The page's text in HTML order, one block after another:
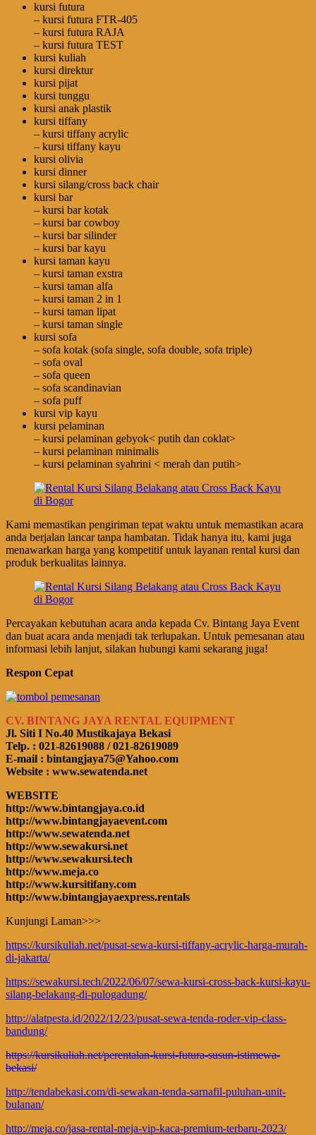
kursi futura
– kursi futura FTR-405
– kursi futura RAJA
– kursi futura TEST
kursi kuliah
kursi direktur
kursi pijat
kursi tunggu
kursi anak plastik
kursi tiffany
– kursi tiffany acrylic
– kursi tiffany kayu
kursi olivia
kursi dinner
kursi silang/cross back chair
kursi bar
– kursi bar kotak
– kursi bar cowboy
– kursi bar silinder
– kursi bar kayu
kursi taman kayu
– kursi taman exstra
– kursi taman alfa
– kursi taman 2 in 1
– kursi taman lipat
– kursi taman single
kursi sofa
– sofa kotak (sofa single, sofa double, sofa triple)
– sofa oval
– sofa queen
– sofa scandinavian
– sofa puff
kursi vip kayu
kursi pelaminan
– kursi pelaminan gebyok< putih dan coklat>
– kursi pelaminan minimalis
– kursi pelaminan syahrini < merah dan putih>
Kami memastikan pengiriman tepat waktu untuk memastikan acara
anda berjalan lancar tanpa hambatan. Tidak hanya itu, kami juga
menawarkan harga yang kompetitif untuk layanan rental kursi dan
produk berkualitas lainnya.
Percayakan kebutuhan acara anda kepada Cv. Bintang Jaya Event
dan buat acara anda menjadi tak terlupakan. Untuk pemesanan atau
informasi lebih lanjut, silakan hubungi kami sekarang juga!
Respon Cepat
CV. BINTANG JAYA RENTAL EQUIPMENT
Jl. Siti I No.40 Mustikajaya Bekasi
Telp. : 021-82619088 / 021-82619089
E-mail : bintangjaya75@Yahoo.com
Website : www.sewatenda.net
WEBSITE
http://www.bintangjaya.co.id
http://www.bintangjayaevent.com
http://www.sewatenda.net
http://www.sewakursi.net
http://www.sewakursi.tech
http://www.meja.co
http://www.kursitifany.com
http://www.bintangjayaexpress.rentals
Kunjungi Laman>>>
https://kursikuliah.net/pusat-sewa-kursi-tiffany-acrylic-harga-murah-
di-jakarta/
https://sewakursi.tech/2022/06/07/sewa-kursi-cross-back-kursi-kayu-
silang-belakang-di-pulogadung/
http://alatpesta.id/2022/12/23/pusat-sewa-tenda-roder-vip-class-
bandung/
https://kursikuliah.net/perentalan-kursi-futura-susun-istimewa-
bekasi/
http://tendabekasi.com/di-sewakan-tenda-sarnafil-puluhan-unit-
bulanan/
http://meja.co/jasa-rental-meja-vip-kaca-premium-terbaru-2023/